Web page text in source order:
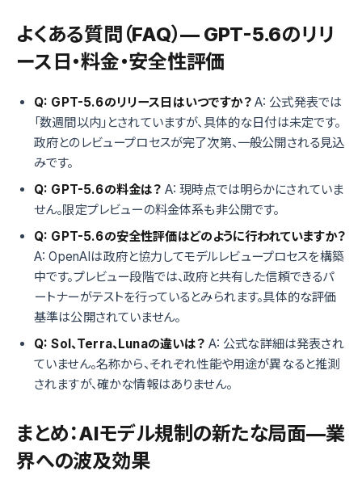
よくある質問（FAQ）— GPT-5.6のリリ
ース日・料金・安全性評価
Q: GPT-5.6のリリース日はいつですか？A: 公式発表では
「数週間以内」とされていますが、具体的な日付は未定です。
政府とのレビュープロセスが完了次第、一般公開される見込
みです。
Q: GPT-5.6の料金は？ A: 現時点では明らかにされていま
せん。限定プレビューの料金体系も非公開です。
Q: GPT-5.6の安全性評価はどのように行われていますか？
A: OpenAIは政府と協力してモデルレビュープロセスを構築
中です。プレビュー段階では、政府と共有した信頼できるパ
ートナーがテストを行っているとみられます。具体的な評価
基準は公開されていません。
Q: Sol、Terra、Lunaの違いは？ A: 公式な詳細は発表され
ていません。名称から、それぞれ性能や用途が異なると推測
されますが、確かな情報はありません。
まとめ：AIモデル規制の新たな局面—業
界への波及効果